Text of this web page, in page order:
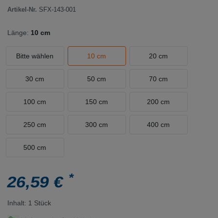
Artikel-Nr. SFX-143-001
Länge: 10 cm
Bitte wählen 10 cm 20 cm
30 cm 50 cm 70 cm
100 cm 150 cm 200 cm
250 cm 300 cm 400 cm
500 cm
26,59 €*
Inhalt: 1 Stück